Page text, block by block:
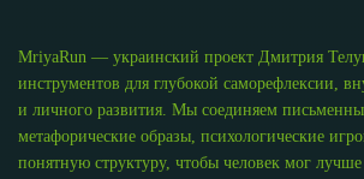
MriyaRun — украинский проект Дмитрия
инструментов для глубокой саморефлексии,
и личного развития. Мы соединяем
метафорические образы, психологические
понятную структуру, чтобы человек мог лучше